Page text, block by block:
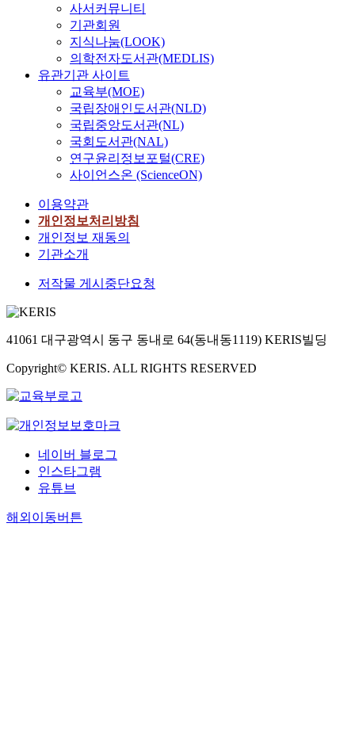
사서커뮤니티
기관회원
지식나눔(LOOK)
의학전자도서관(MEDLIS)
유관기관 사이트
교육부(MOE)
국립장애인도서관(NLD)
국립중앙도서관(NL)
국회도서관(NAL)
연구윤리정보포털(CRE)
사이언스온 (ScienceON)
이용약관
개인정보처리방침
개인정보 재동의
기관소개
저작물 게시중단요청
41061 대구광역시 동구 동내로 64(동내동1119) KERIS빌딩
Copyright© KERIS. ALL RIGHTS RESERVED
네이버 블로그
인스타그램
유튜브
해외이동버튼